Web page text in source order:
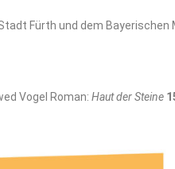
Fürth und dem
Vogel Roman: Haut der Steine